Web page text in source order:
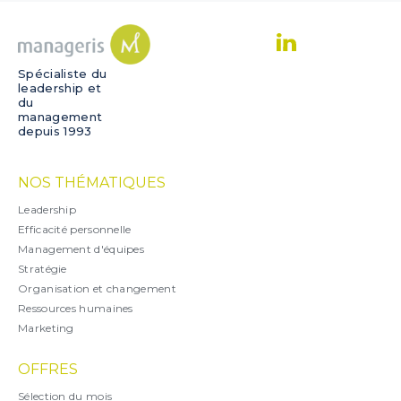
Spécialiste du
leadership et
du
management
depuis 1993
NOS THÉMATIQUES
Leadership
Efficacité personnelle
Management d'équipes
Stratégie
Organisation et changement
Ressources humaines
Marketing
OFFRES
Sélection du mois